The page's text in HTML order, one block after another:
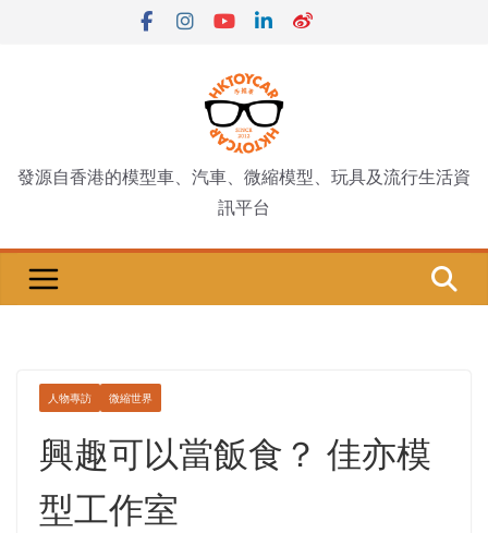
發源自香港的模型車、汽車、微縮模型、玩具及流行生活資
訊平台
人物專訪 微縮世界
興趣可以當飯食？ 佳亦模
型工作室